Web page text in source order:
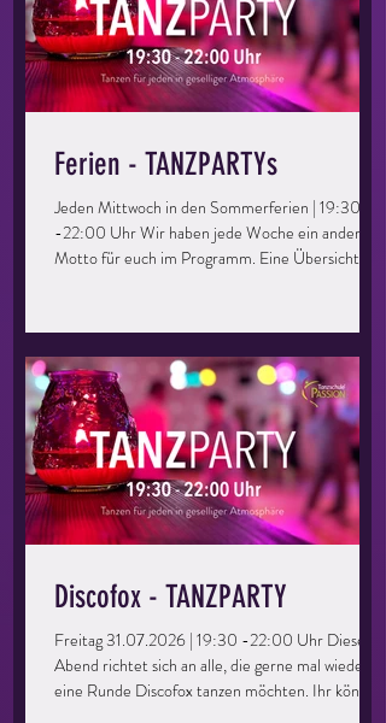
Ferien - TANZPARTYs
Jeden Mittwoch in den Sommerferien | 19:30
-22:00 Uhr Wir haben jede Woche ein anderes
Motto für euch im Programm. Eine Übersicht und
Runde übers Parkett drehen möchten. Ihr könnt
eure Kenntnisse auffrischen, vertiefen und
einfach eine tolle Zeit haben. Perfekt für Singles
oder Paare, ihr müsst kein Mitglied der
Tanzschule sein – bringt einfach eure Freunde
mit und los geht’s! Keine Vor
Discofox - TANZPARTY
Freitag 31.07.2026 | 19:30 -22:00 Uhr Dieser
Abend richtet sich an alle, die gerne mal wieder
eine Runde Discofox tanzen möchten. Ihr könnt